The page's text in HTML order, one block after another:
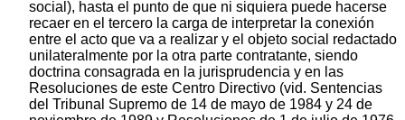
social), hasta el punto de que ni siquiera puede hacerse
recaer en el tercero la carga de interpretar la conexión
entre el acto que va a realizar y el objeto social redactado
unilateralmente por la otra parte contratante, siendo
doctrina consagrada en la jurisprudencia y en las
Resoluciones de este Centro Directivo (vid. Sentencias
del Tribunal Supremo de 14 de mayo de 1984 y 24 de